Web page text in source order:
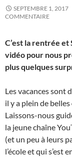
SEPTEMBRE 1, 2017
COMMENTAIRE
C’est la rentrée
vidéo pour nous
plus quelques
Les vacances sont
il y a plein de
Laissons-nous
la jeune chaîne
(et un peu à leurs
l’école et qui s’est